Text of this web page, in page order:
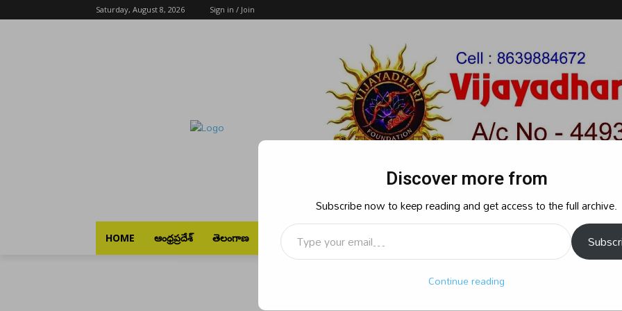
Saturday, August 8, 2026 Sign in / Join
HOME ఆంధ్రప్రదేశ్ తెలంగాణ భారత్ రాజకీయం క్రైమ్ బిజినెస్
Discover more from
Subscribe now to keep reading and get access to the full archive.
Type your email…
Continue reading